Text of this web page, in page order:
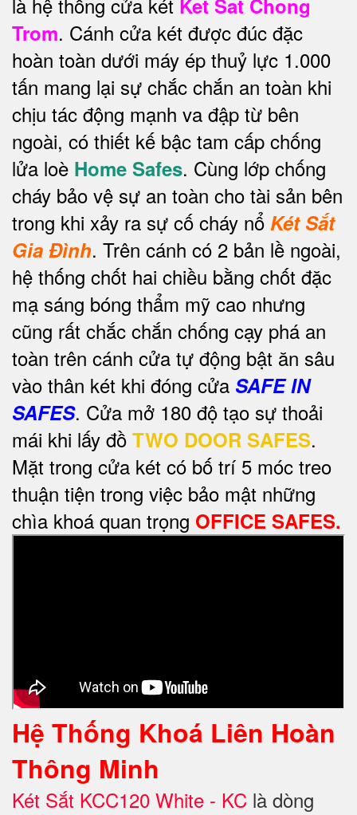
Trom. Cánh cửa két được đúc đặc
hoàn toàn dưới máy ép thuỷ lực 1.000
tấn mang lại sự chắc chắn an toàn khi
chịu tác động mạnh va đập từ bên
ngoài, có thiết kế bậc tam cấp chống
lửa loè Home Safes. Cùng lớp chống
cháy bảo vệ sự an toàn cho tài sản bên
trong khi xảy ra sự cố cháy nổ Két Sắt
Gia Đình. Trên cánh có 2 bản lề ngoài,
hệ thống chốt hai chiều bằng chốt đặc
mạ sáng bóng thẩm mỹ cao nhưng
cũng rất chắc chắn chống cạy phá an
toàn trên cánh cửa tự động bật ăn sâu
vào thân két khi đóng cửa SAFE IN
SAFES. Cửa mở 180 độ tạo sự thoải
mái khi lấy đồ TWO DOOR SAFES.
Mặt trong cửa két có bố trí 5 móc treo
thuận tiện trong việc bảo mật những
chìa khoá quan trọng OFFICE SAFES.
Hệ Thống Khoá Liên Hoàn
Thông Minh
Két Sắt KCC120 White - KC là dòng